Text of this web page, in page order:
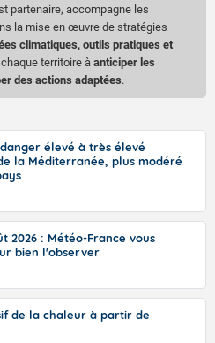
partenaire, accompagne les
la mise en œuvre de stratégies
climatiques, outils pratiques et
territoire àanticiper les
des actions adaptées.
élevé à très élevé
la Méditerranée, plus modéré
2026 : Météo-France vous
bien l'observer
de la chaleur à partir de